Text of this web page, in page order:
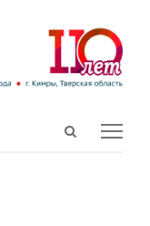
Open